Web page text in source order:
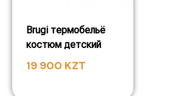
Brugi термобельё
костюм детский
19 900 KZT